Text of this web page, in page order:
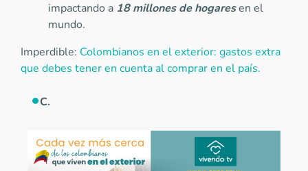
impactando a 18 millones de hogaresen el
mundo.
Imperdible: Colombianos en el exterior: gastos extra
que debes tener en cuenta al comprar en el país.
C.